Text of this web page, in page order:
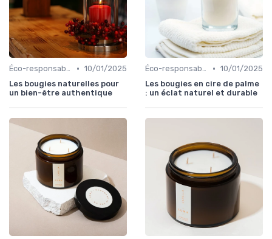
Éco-responsables • 10/01/2025
Les bougies naturelles pour
un bien-être authentique
Éco-responsables • 10/01/2025
Les bougies en cire de palme
: un éclat naturel et durable